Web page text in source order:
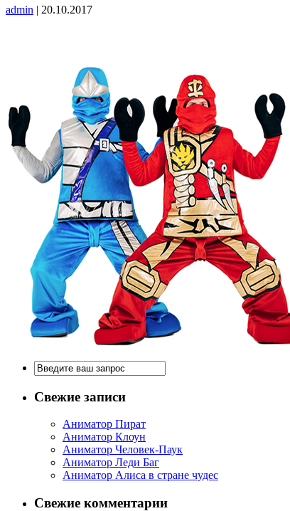
admin | 20.10.2017
Свежие записи
Аниматор Пират
Аниматор Клоун
Аниматор Человек-Паук
Аниматор Леди Баг
Аниматор Алиса в стране чудес
Свежие комментарии